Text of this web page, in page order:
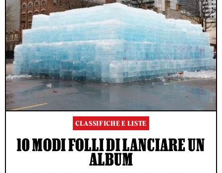
CLASSIFICHE E LISTE
10 MODI FOLLI DI LANCIARE UN
ALBUM